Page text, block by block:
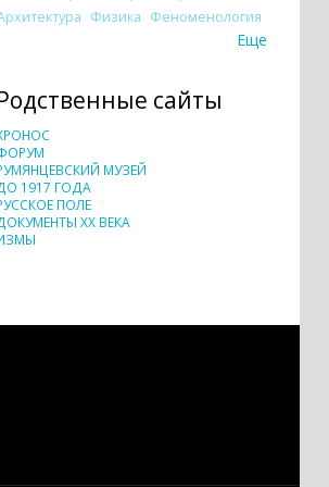
Физика Феноменология
Еще
сайты
МУЗЕЙ
1917 ГОДА
ПОЛЕ
XX ВЕКА